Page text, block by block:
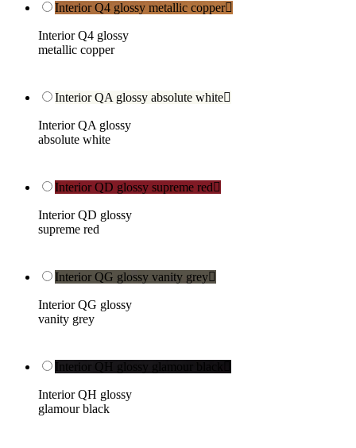
Interior Q4 glossy metallic copper
Interior Q4 glossy
metallic copper
Interior QA glossy absolute white
Interior QA glossy
absolute white
Interior QD glossy supreme red
Interior QD glossy
supreme red
Interior QG glossy vanity grey
Interior QG glossy
vanity grey
Interior QH glossy glamour black
Interior QH glossy
glamour black